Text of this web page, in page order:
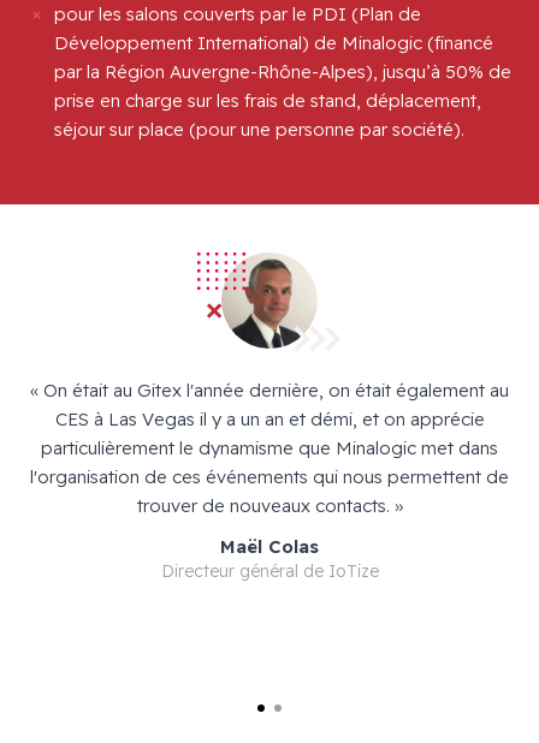
pour les salons couverts par le PDI (Plan de
Développement International) de Minalogic (financé
par la Région Auvergne-Rhône-Alpes), jusqu’à 50% de
prise en charge sur les frais de stand, déplacement,
séjour sur place (pour une personne par société).
« On était au Gitex l'année dernière, on était également au
CES à Las Vegas il y a un an et démi, et on apprécie
particulièrement le dynamisme que Minalogic met dans
l'organisation de ces événements qui nous permettent de
trouver de nouveaux contacts. »
Maël Colas
Directeur général de IoTize
« Hurence est ravie de son expérience et des retombées
du GITEX Expand North Star 2025. Nous avons eu des
échanges avec plus de 60 groupes de personnes,
potentiels clients ou partenaires. C'est au delà de nos
attentes initiales ! Les accompagnements de Minalogic et
de International Boost ont vraiment été très
professionnels et sympathiques. Une expérience que l'on